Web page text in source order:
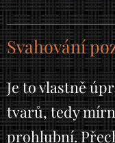
Svahování
Je to vlastně
tvarů, tedy
prohlubní.